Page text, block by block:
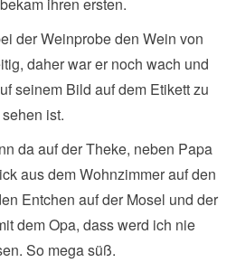
der Weinprobe den Wein von
daher war er noch wach und
seinem Bild auf dem Etikett zu
sehen ist.
da auf der Theke, neben Papa
aus dem Wohnzimmer auf den
Entchen auf der Mosel und der
dem Opa, dass werd ich nie
So mega süß.